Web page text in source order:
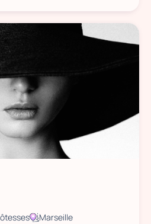
Marseille